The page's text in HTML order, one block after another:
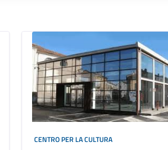
CENTRO PER LA CULTURA